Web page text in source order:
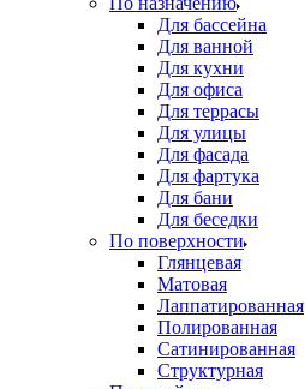
Для бассейна
Для ванной
Для кухни
Для офиса
Для террасы
Для улицы
Для фасада
Для фартука
Для бани
Для беседки
По поверхности
Глянцевая
Матовая
Лаппатированная
Полированная
Сатинированная
Структурная